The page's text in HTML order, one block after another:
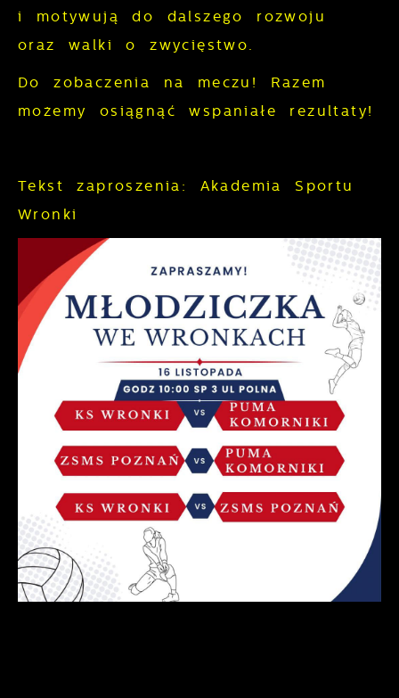
i motywują do dalszego rozwoju
oraz walki o zwycięstwo.
Do zobaczenia na meczu! Razem
możemy osiągnąć wspaniałe rezultaty!
Tekst zaproszenia: Akademia Sportu
Wronki
nasze treści w postaci wiadomości, ofert,
komunikatów mediów społecznościowych.